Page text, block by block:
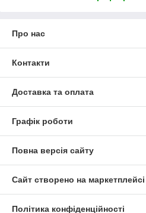
Про нас
Контакти
Доставка та оплата
Графік роботи
Повна версія сайту
Сайт створено на маркетплейсі
Політика конфіденційності